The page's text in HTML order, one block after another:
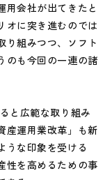
用会社が出てきたと
オに突き進むのでは
り組みつつ、ソフト
のも今回の一連の諸
と広範な取り組み
産運用業改革」も新
うな印象を受ける
性を高めるための事